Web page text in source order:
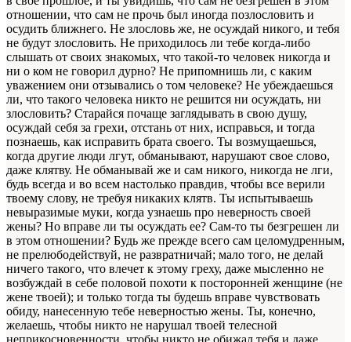
отношении, что сам не прочь был иногда позлословить и
осудить ближнего. Не злословь же, не осуждай никого, и тебя
не будут злословить. Не приходилось ли тебе когда-либо
слышать от своих знакомых, что такой-то человек никогда и
ни о ком не говорил дурно? Не припомнишь ли, с каким
уважением они отзывались о том человеке? Не убеждаешься
ли, что такого человека никто не решится ни осуждать, ни
злословить? Старайся почаще заглядывать в свою душу,
осуждай себя за грехи, отстань от них, исправься, и тогда
познаешь, как исправить брата своего. Ты возмущаешься,
когда другие люди лгут, обманывают, нарушают свое слово,
даже клятву. Не обманывай же и сам никого, никогда не лги,
будь всегда и во всем настолько правдив, чтобы все верили
твоему слову, не требуя никаких клятв. Ты испытываешь
невыразимые муки, когда узнаешь про неверность своей
жены? Но вправе ли ты осуждать ее? Сам-то ты безгрешен ли
в этом отношении? Будь же прежде всего сам целомудренным,
не прелюбодействуй, не развратничай; мало того, не делай
ничего такого, что влечет к этому греху, даже мысленно не
возбуждай в себе половой похоти к посторонней женщине (не
жене твоей); и только тогда ты будешь вправе чувствовать
обиду, нанесенную тебе неверностью жены. Ты, конечно,
желаешь, чтобы никто не нарушал твоей телесной
неприкосновенности, чтобы никто не обижал тебя и даже